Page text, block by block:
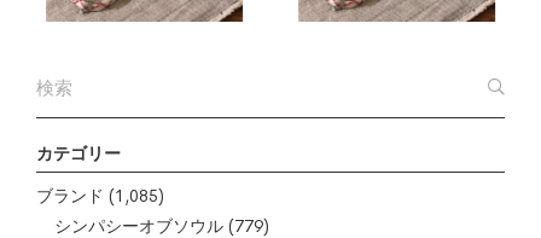
カテゴリー
ブランド (1,085)
シンパシーオブソウル (779)